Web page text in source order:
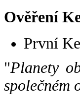
Ověření
První
"Planety
společném